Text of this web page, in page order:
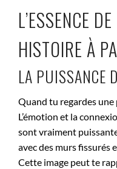
L’ESSENCE
HISTOIRE À
LA PUISSANCE
Quand tu regardes une
L’émotion et la
sont vraiment
avec des murs fissurés
Cette image peut te